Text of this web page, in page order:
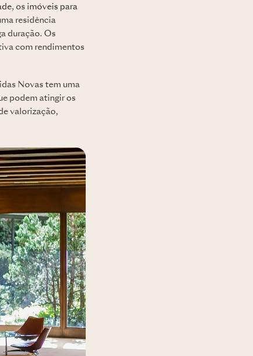
, os imóveis para
residência
duração. Os
com rendimentos
Novas tem uma
podem atingir os
valorização,